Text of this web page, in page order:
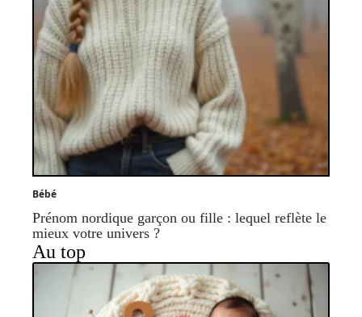
Bébé
Prénom nordique garçon ou fille : lequel reflète le
mieux votre univers ?
Au top